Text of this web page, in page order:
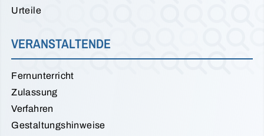
Urteile
VERANSTALTENDE
Fernunterricht
Zulassung
Verfahren
Gestaltungshinweise